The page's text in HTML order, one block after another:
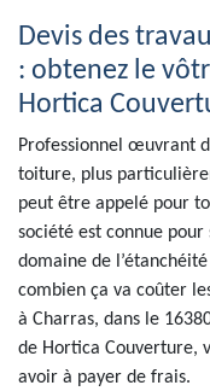
Devis des
: obtenez le
Hortica
Professionnel œuvrant
toiture, plus
peut être appelé pour
société est connue
domaine de
combien ça va coûter
à Charras, dans le
de Hortica Couverture,
avoir à payer de frais.